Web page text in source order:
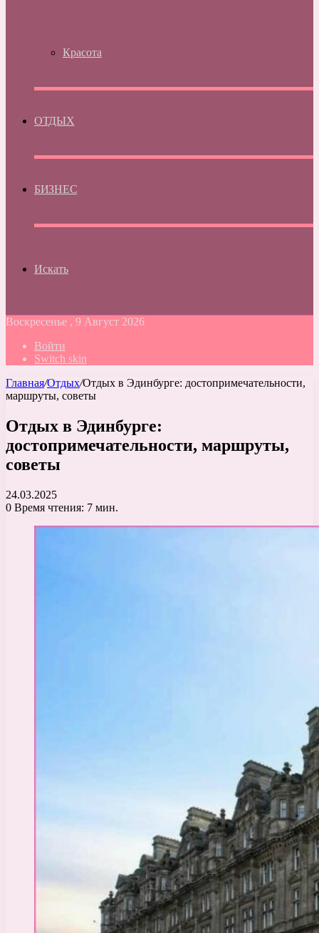
Красота
ОТДЫХ
БИЗНЕС
Искать
Воскресенье , 9 Август 2026
Войти
Switch skin
Главная/Отдых/Отдых в Эдинбурге: достопримечательности,
маршруты, советы
Отдых в Эдинбурге:
достопримечательности, маршруты,
советы
24.03.2025
0 Время чтения: 7 мин.